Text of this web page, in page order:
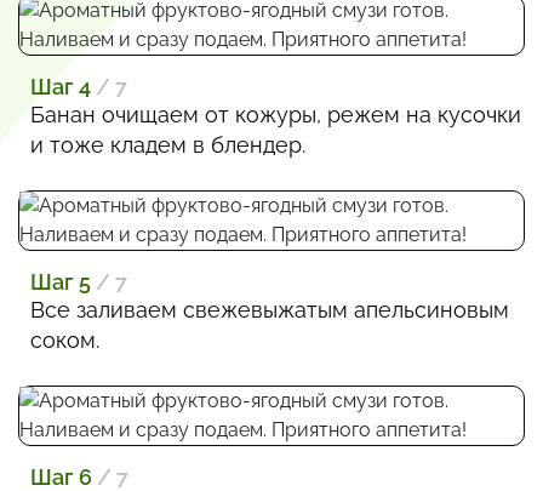
Шаг 4 / 7
Банан очищаем от кожуры, режем на кусочки
и тоже кладем в блендер.
Шаг 5 / 7
Все заливаем свежевыжатым апельсиновым
соком.
Шаг 6 / 7